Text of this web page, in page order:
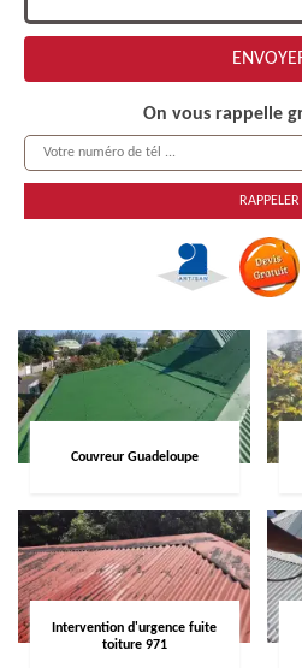
On vous rappelle
Couvreur Guadeloupe
Intervention d'urgence fuite
toiture 971